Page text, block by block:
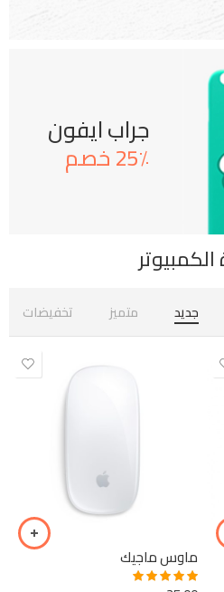
جراب ايفون
25٪ خصم
جديد متميز تخفيضات
ماوس ماجيك